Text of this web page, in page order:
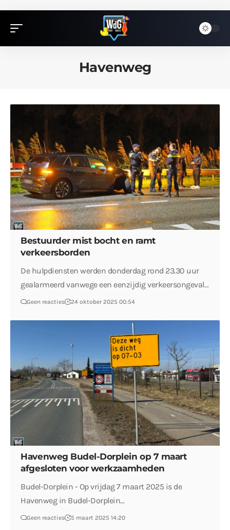
Havenweg
Bestuurder mist bocht en ramt
verkeersborden
De hulpdiensten werden donderdag rond 23.30 uur
gealarmeerd vanwege een eenzijdig verkeersongeval…
Geen reacties 24 oktober 2025 00:54
Havenweg Budel-Dorplein op 7 maart
afgesloten voor werkzaamheden
Budel-Dorplein - Op vrijdag 7 maart 2025 is de
Havenweg in Budel-Dorplein…
Geen reacties 5 maart 2025 14:20